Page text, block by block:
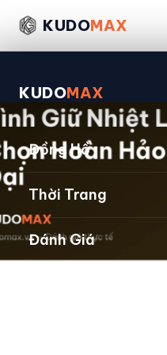
KUDOMAX
KUDOMAX
Đồng Hồ
Thời Trang
Đánh Giá